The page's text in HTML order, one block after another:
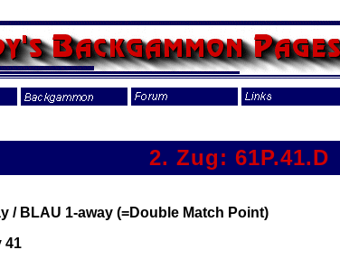
2. Zug: 61P.41.D
/ BLAU 1-away (=Double Match Point)
41